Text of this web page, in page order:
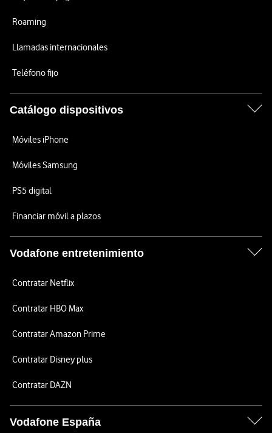
Roaming
Llamadas internacionales
Teléfono fijo
Catálogo dispositivos
Móviles iPhone
Móviles Samsung
PS5 digital
Financiar móvil a plazos
Vodafone entretenimiento
Contratar Netflix
Contratar HBO Max
Contratar Amazon Prime
Contratar Disney plus
Contratar DAZN
Vodafone España